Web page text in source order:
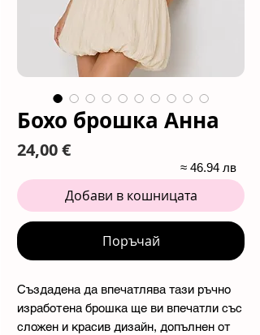
Бохо брошка Анна
24,00 €Цена
Добави в кошницата
Поръчай
Създадена да впечатлява тази ръчно
изработена брошка ще ви впечатли със
сложен и красив дизайн, допълнен от
≈ 46.94 лв